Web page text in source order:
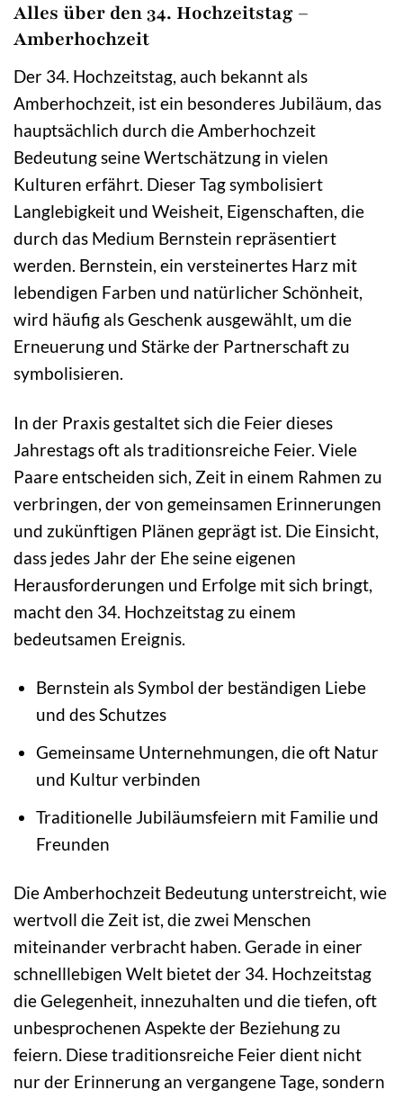
Alles über den 34. Hochzeitstag –
Amberhochzeit
Der 34. Hochzeitstag, auch bekannt als
Amberhochzeit, ist ein besonderes Jubiläum, das
hauptsächlich durch die Amberhochzeit
Bedeutung seine Wertschätzung in vielen
Kulturen erfährt. Dieser Tag symbolisiert
Langlebigkeit und Weisheit, Eigenschaften, die
durch das Medium Bernstein repräsentiert
werden. Bernstein, ein versteinertes Harz mit
lebendigen Farben und natürlicher Schönheit,
wird häufig als Geschenk ausgewählt, um die
Erneuerung und Stärke der Partnerschaft zu
symbolisieren.
In der Praxis gestaltet sich die Feier dieses
Jahrestags oft als traditionsreiche Feier. Viele
Paare entscheiden sich, Zeit in einem Rahmen zu
verbringen, der von gemeinsamen Erinnerungen
und zukünftigen Plänen geprägt ist. Die Einsicht,
dass jedes Jahr der Ehe seine eigenen
Herausforderungen und Erfolge mit sich bringt,
macht den 34. Hochzeitstag zu einem
bedeutsamen Ereignis.
Bernstein als Symbol der beständigen Liebe
und des Schutzes
Gemeinsame Unternehmungen, die oft Natur
und Kultur verbinden
Traditionelle Jubiläumsfeiern mit Familie und
Freunden
Die Amberhochzeit Bedeutung unterstreicht, wie
wertvoll die Zeit ist, die zwei Menschen
miteinander verbracht haben. Gerade in einer
schnelllebigen Welt bietet der 34. Hochzeitstag
die Gelegenheit, innezuhalten und die tiefen, oft
unbesprochenen Aspekte der Beziehung zu
feiern. Diese traditionsreiche Feier dient nicht
nur der Erinnerung an vergangene Tage, sondern